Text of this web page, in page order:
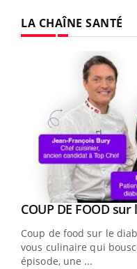
LA CHAÎNE SANTÉ
Youtube
COUP DE FOOD
Coup de food sur le
vous culinaire qui
épisode, une ...